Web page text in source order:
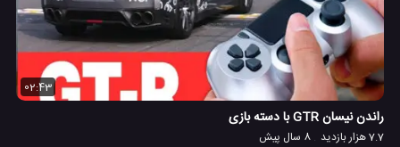
02:43
راندن نیسان GTR با دسته بازی
7.7 هزار بازدید 8 سال پیش